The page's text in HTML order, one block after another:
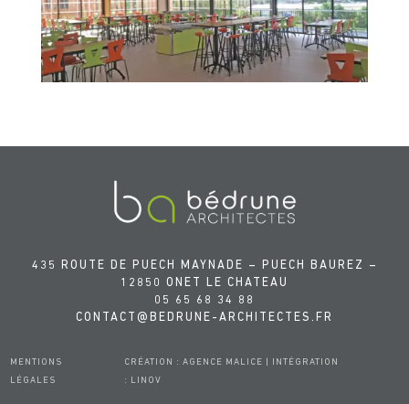
435 ROUTE DE PUECH MAYNADE – PUECH BAUREZ –
12850 ONET LE CHATEAU
05 65 68 34 88
CONTACT@BEDRUNE-ARCHITECTES.FR
CRÉATION : AGENCE MALICE | INTÉGRATION
:
LINOV
MENTIONS
LÉGALES